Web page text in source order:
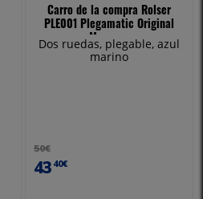
Carro de la compra Rolser
PLE001 Plegamatic Original
Marengo
Dos ruedas, plegable, azul
marino
50€
43 40€